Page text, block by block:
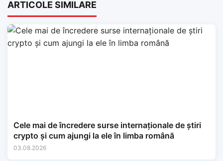
ARTICOLE SIMILARE
Cele mai de încredere surse internaționale de știri
crypto și cum ajungi la ele în limba română
03.08.2026